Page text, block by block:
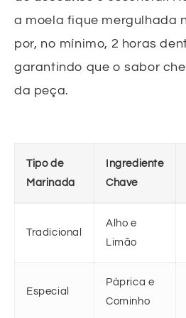
a moela fique mergulhada
por, no mínimo, 2 horas
garantindo que o sabor
da peça.
Tipo de
Marinada
Ingrediente
Chave
Tradicional
Alho e
Limão
Especial
Páprica e
Cominho